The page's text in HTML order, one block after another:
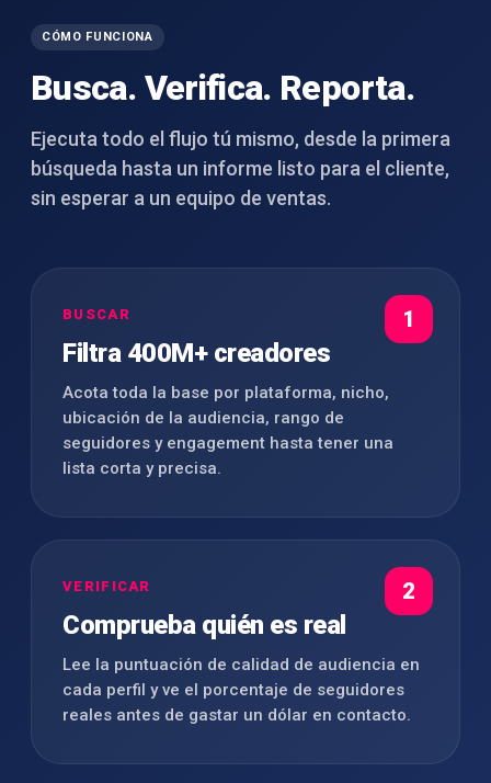
CÓMO FUNCIONA
Busca. Verifica. Reporta.
Ejecuta todo el flujo tú mismo, desde la primera
búsqueda hasta un informe listo para el cliente,
sin esperar a un equipo de ventas.
1
BUSCAR
Filtra 400M+ creadores
Acota toda la base por plataforma, nicho,
ubicación de la audiencia, rango de
seguidores y engagement hasta tener una
lista corta y precisa.
2
VERIFICAR
Comprueba quién es real
Lee la puntuación de calidad de audiencia en
cada perfil y ve el porcentaje de seguidores
reales antes de gastar un dólar en contacto.